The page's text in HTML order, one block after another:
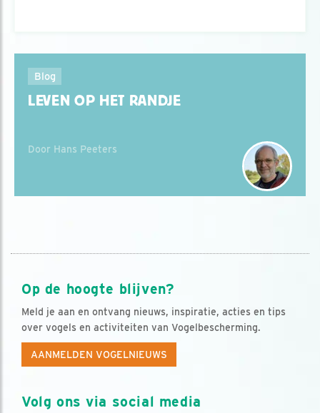
Blog
LEVEN OP HET RANDJE
Door Hans Peeters
Op de hoogte blijven?
Meld je aan en ontvang nieuws, inspiratie, acties en tips
over vogels en activiteiten van Vogelbescherming.
AANMELDEN VOGELNIEUWS
Volg ons via social media